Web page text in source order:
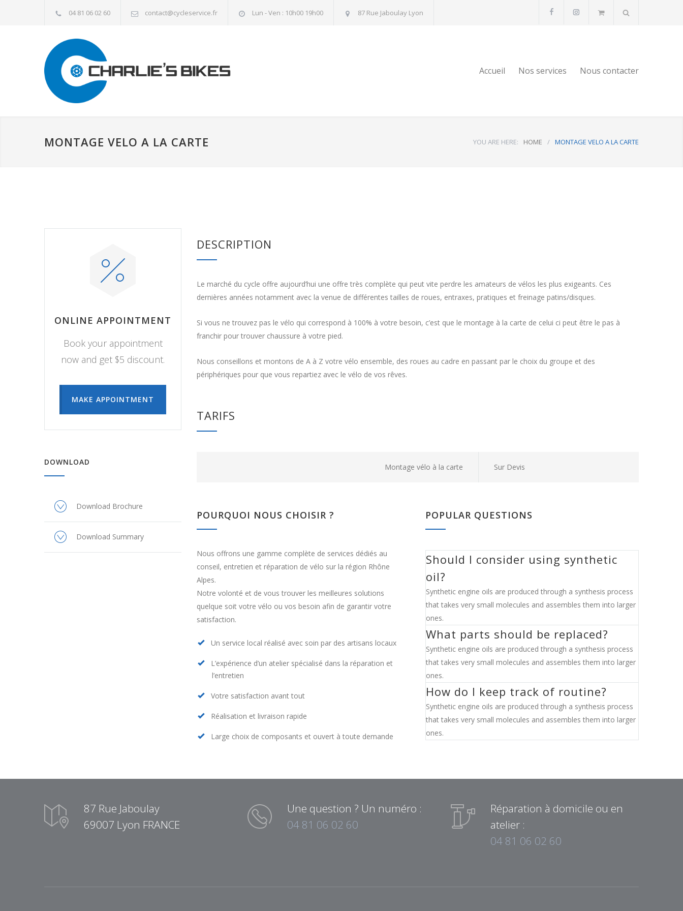
04 81 06 02 60 contact@cycleservice.fr Lun - Ven : 10h00 19h00 87 Rue Jaboulay Lyon
Accueil Nos services Nous contacter
MONTAGE VELO A LA CARTE YOU ARE HERE: HOME / MONTAGE VELO A LA CARTE
ONLINE APPOINTMENT
Book your appointment
now and get $5 discount.
MAKE APPOINTMENT
DOWNLOAD
Download Brochure
Download Summary
DESCRIPTION
Le marché du cycle offre aujourd’hui une offre très complète qui peut vite perdre les amateurs de vélos les plus exigeants. Ces
dernières années notamment avec la venue de différentes tailles de roues, entraxes, pratiques et freinage patins/disques.
Si vous ne trouvez pas le vélo qui correspond à 100% à votre besoin, c’est que le montage à la carte de celui ci peut être le pas à
franchir pour trouver chaussure à votre pied.
Nous conseillons et montons de A à Z votre vélo ensemble, des roues au cadre en passant par le choix du groupe et des
périphériques pour que vous repartiez avec le vélo de vos rêves.
TARIFS
Montage vélo à la carte Sur Devis
POURQUOI NOUS CHOISIR ?
Nous offrons une gamme complète de services dédiés au
conseil, entretien et réparation de vélo sur la région Rhône
Alpes.
Notre volonté et de vous trouver les meilleures solutions
quelque soit votre vélo ou vos besoin afin de garantir votre
satisfaction.
Un service local réalisé avec soin par des artisans locaux
L’expérience d’un atelier spécialisé dans la réparation et
l’entretien
Votre satisfaction avant tout
Réalisation et livraison rapide
Large choix de composants et ouvert à toute demande
POPULAR QUESTIONS
Should I consider using synthetic
oil?
Synthetic engine oils are produced through a synthesis process
that takes very small molecules and assembles them into larger
ones.
What parts should be replaced?
Synthetic engine oils are produced through a synthesis process
that takes very small molecules and assembles them into larger
ones.
How do I keep track of routine?
Synthetic engine oils are produced through a synthesis process
that takes very small molecules and assembles them into larger
ones.
87 Rue Jaboulay
69007 Lyon FRANCE
Une question ? Un numéro :
04 81 06 02 60
Réparation à domicile ou en
atelier :
04 81 06 02 60